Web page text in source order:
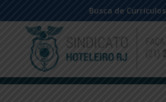
Busca de Currículos